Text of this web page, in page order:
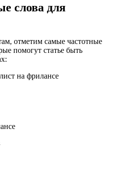
слова для
отметим самые частотные
помогут статье быть
на фрилансе